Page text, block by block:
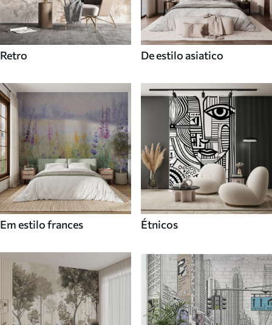
Retro De estilo asiatico
Em estilo frances Étnicos